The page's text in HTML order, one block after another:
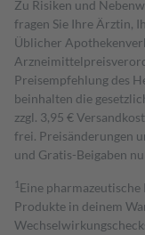
Zu Risiken und
fragen Sie Ihre Ärztin,
Üblicher
Preisempfehlung des
beinhalten die
zzgl. 3,95 €
frei. Preisänderungen
und Gratis-Beigaben
1 Eine
Produkte in deinem